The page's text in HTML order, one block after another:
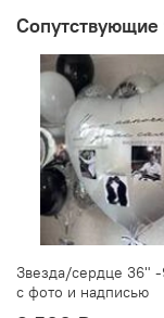
Сопутствующие
Звезда/сердце 36"
с фото и надписью